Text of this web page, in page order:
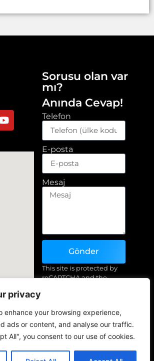
privacy
enhance your browsing experience,
ads or content, and analyse our traffic.
All", you consent to our use of cookies.
Sorusu olan var
mı?
Anında Cevap!
Telefon
E-posta
Mesaj
Gönder
This site is protected by
reCAPTCHA and the
Şartlar & amp; Durum
Gizlilik Politikası
Geri Ödeme & İade Politikası